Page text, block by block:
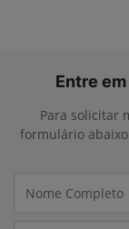
Entre
Para solicitar
formulário